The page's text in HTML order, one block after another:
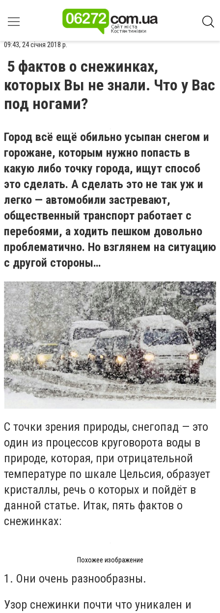
09:43, 24 січня 2018 р.
5 фактов о снежинках,
которых Вы не знали. Что у Вас
под ногами?
Город всё ещё обильно усыпан снегом и
горожане, которым нужно попасть в
какую либо точку города, ищут способ
это сделать. А сделать это не так уж и
легко — автомобили застревают,
общественный транспорт работает с
перебоями, а ходить пешком довольно
проблематично. Но взглянем на ситуацию
с другой стороны…
С точки зрения природы, снегопад — это
один из процессов круговорота воды в
природе, которая, при отрицательной
температуре по шкале Цельсия, образует
кристаллы, речь о которых и пойдёт в
данной статье. Итак, пять фактов о
снежинках:
Похожее изображение
1. Они очень разнообразны.
Узор снежинки почти что уникален и